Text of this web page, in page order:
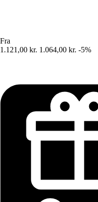
Fra
1.121,00 kr. 1.064,00 kr. -5%